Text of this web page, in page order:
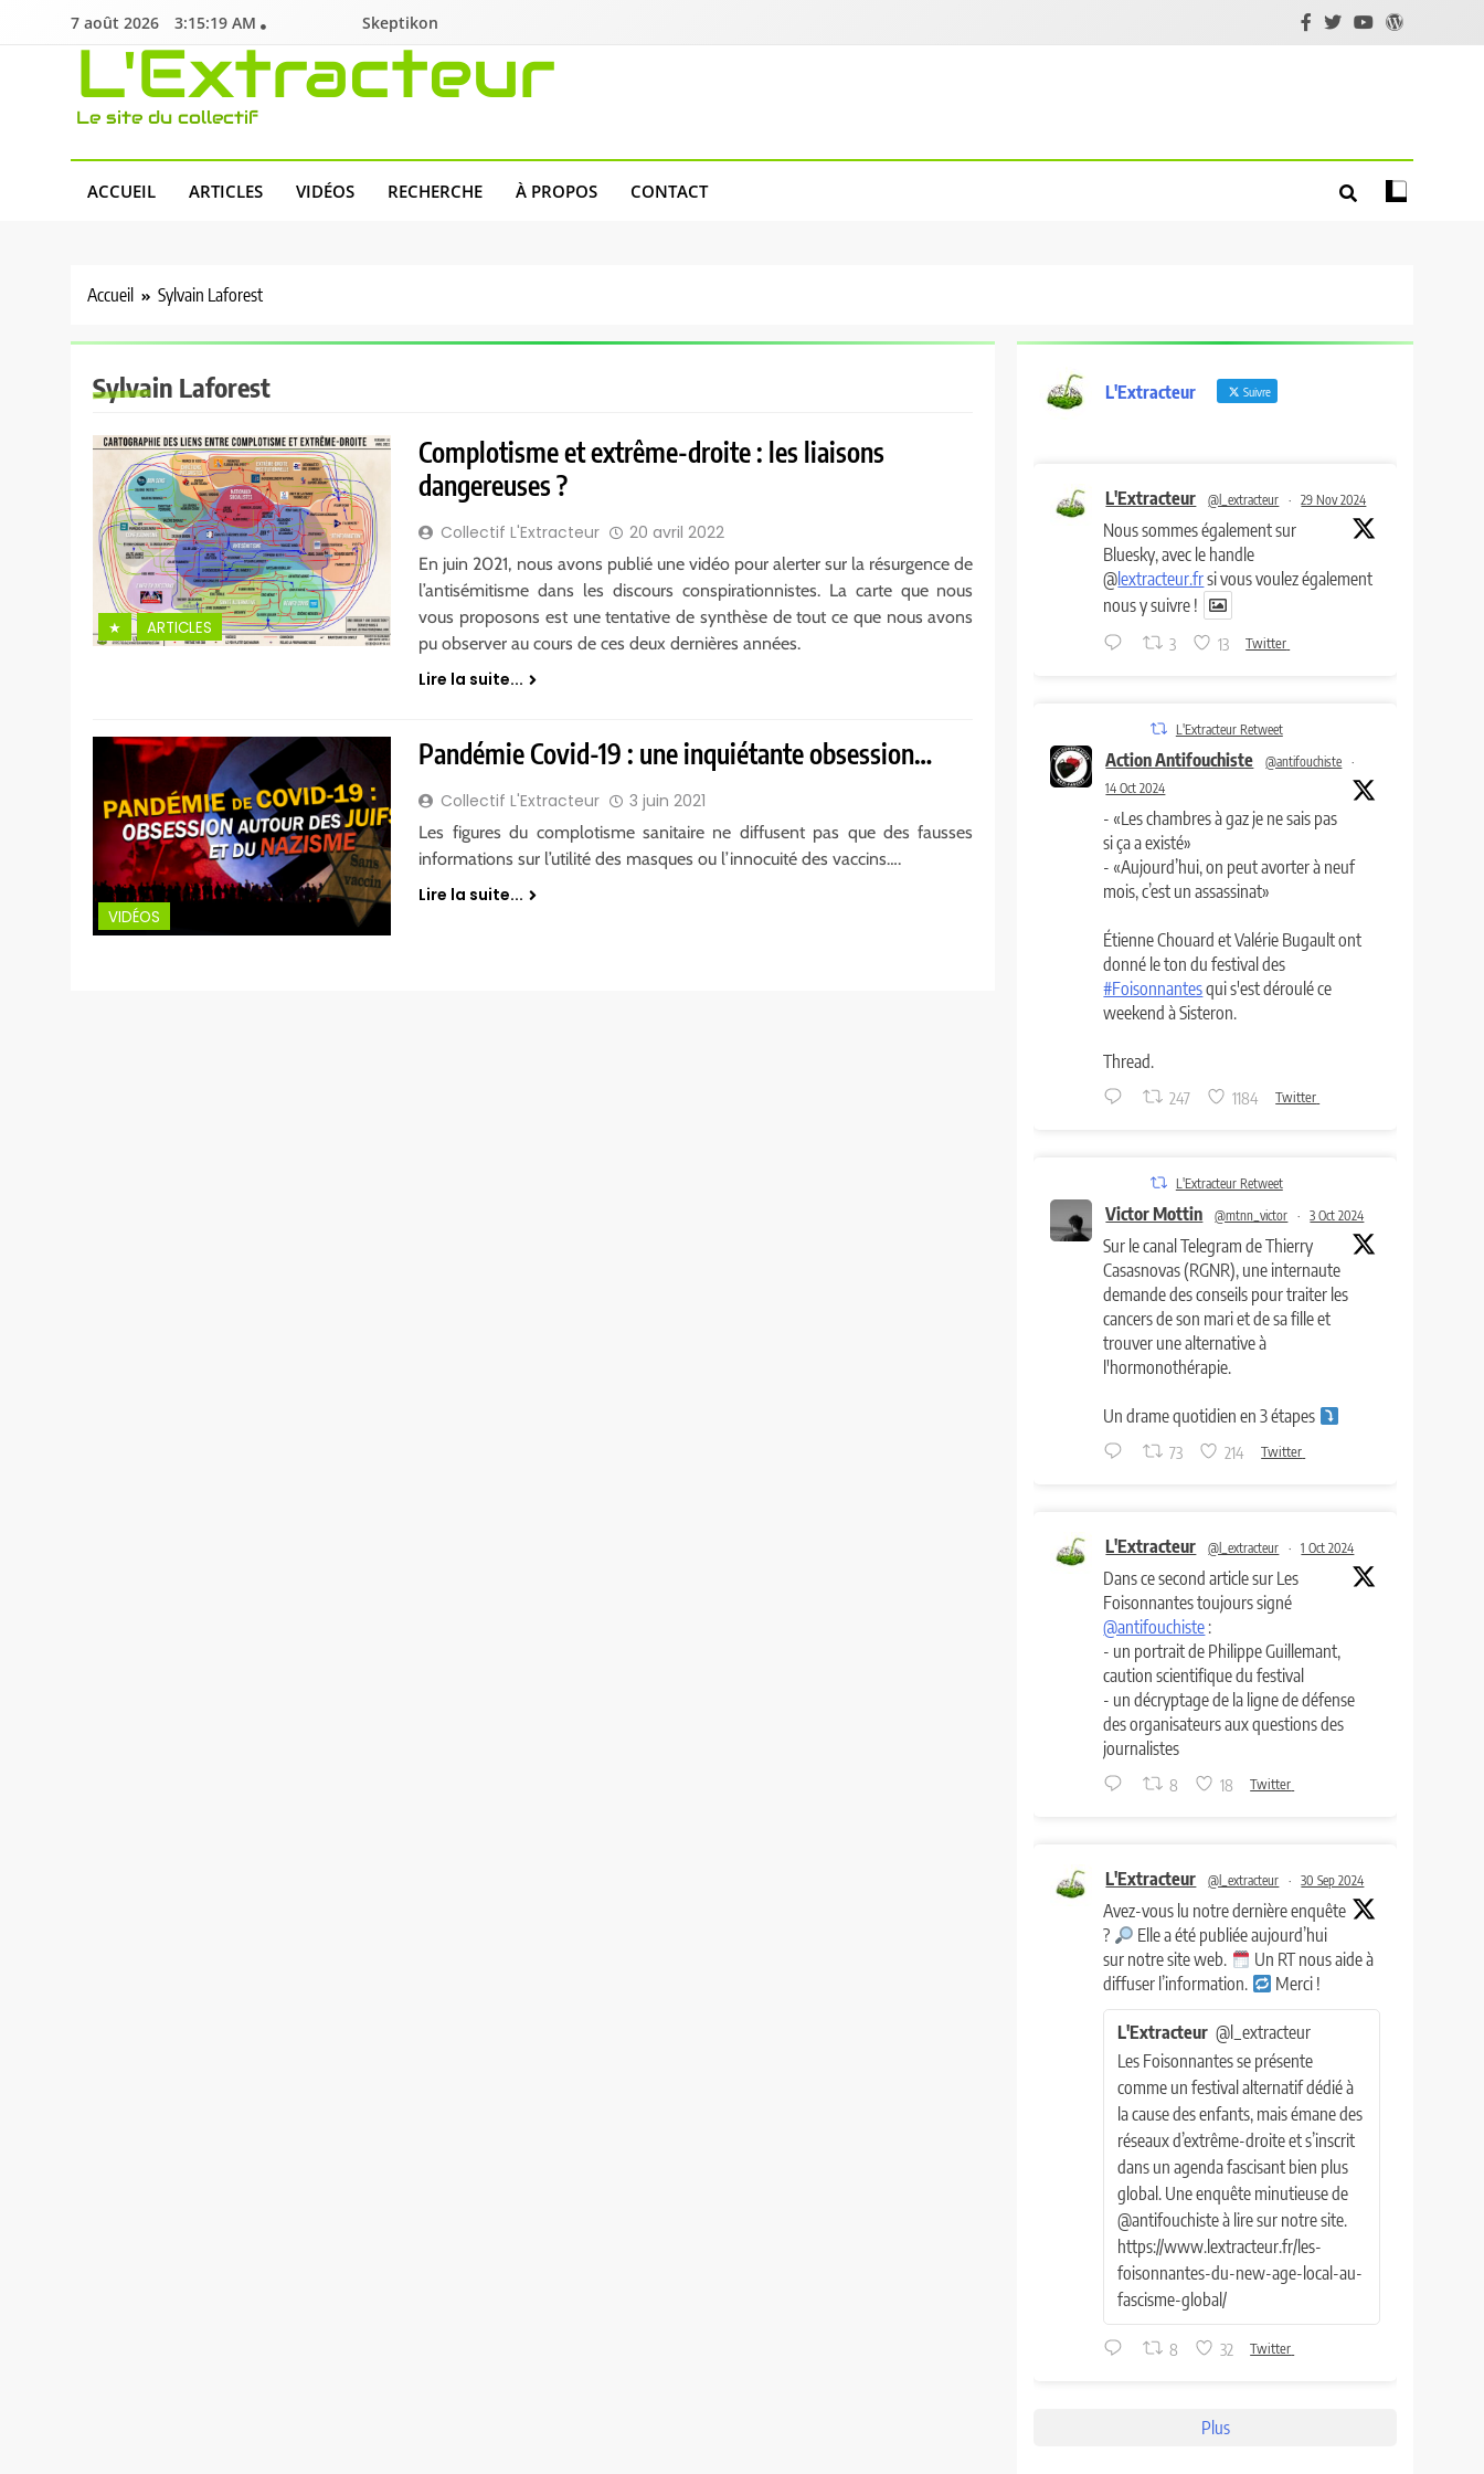
7 août 2026 3:15:20 AM Skeptikon
L'Extracteur
Le site du collectif
ACCUEIL ARTICLES VIDÉOS RECHERCHE À PROPOS CONTACT
Accueil Sylvain Laforest
Sylvain Laforest
★ ARTICLES
Complotisme et extrême-droite : les liaisons
dangereuses ?
Collectif L'Extracteur 20 avril 2022
En juin 2021, nous avons publié une vidéo pour alerter sur la résurgence de
l’antisémitisme dans les discours conspirationnistes. La carte que nous
vous proposons est une tentative de synthèse de tout ce que nous avons
pu observer au cours de ces deux dernières années.
Lire la suite...
VIDÉOS
Pandémie Covid-19 : une inquiétante obsession…
Collectif L'Extracteur 3 juin 2021
Les figures du complotisme sanitaire ne diffusent pas que des fausses
informations sur l’utilité des masques ou l’innocuité des vaccins….
Lire la suite...
L'Extracteur Suivre
L'Extracteur @l_extracteur · 29 Nov 2024
Nous sommes également sur
Bluesky, avec le handle
@lextracteur.frsi vous voulez également
nous y suivre !
3 13 Twitter
L'Extracteur Retweet
Action Antifouchiste @antifouchiste
·
14 Oct 2024
- «Les chambres à gaz je ne sais pas
si ça a existé»
- «Aujourd’hui, on peut avorter à neuf
mois, c’est un assassinat»
Étienne Chouard et Valérie Bugault ont
donné le ton du festival des
#Foisonnantesqui s'est déroulé ce
weekend à Sisteron.
Thread.
247 1184 Twitter
L'Extracteur Retweet
Victor Mottin @mtnn_victor · 3 Oct 2024
Sur le canal Telegram de Thierry
Casasnovas (RGNR), une internaute
demande des conseils pour traiter les
cancers de son mari et de sa fille et
trouver une alternative à
l'hormonothérapie.
Un drame quotidien en 3 étapes
73 214 Twitter
L'Extracteur @l_extracteur · 1 Oct 2024
Dans ce second article sur Les
Foisonnantes toujours signé
@antifouchiste :
- un portrait de Philippe Guillemant,
caution scientifique du festival
- un décryptage de la ligne de défense
des organisateurs aux questions des
journalistes
8 18 Twitter
L'Extracteur @l_extracteur · 30 Sep 2024
Avez-vous lu notre dernière enquête
?
Elle a été publiée aujourd’hui
sur notre site web.
Un RT nous aide à
diffuser l’information.
Merci !
L'Extracteur @l_extracteur
Les Foisonnantes se présente
comme un festival alternatif dédié à
la cause des enfants, mais émane des
réseaux d’extrême-droite et s’inscrit
dans un agenda fascisant bien plus
global. Une enquête minutieuse de
@antifouchiste à lire sur notre site.
https://www.lextracteur.fr/les-
foisonnantes-du-new-age-local-au-
fascisme-global/
8 32 Twitter
Plus